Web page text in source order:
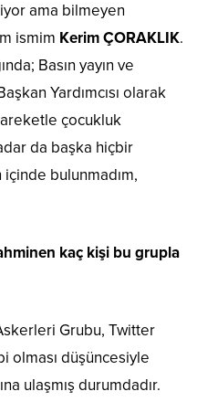
ama bilmeyen
ismim Kerim ÇORAKLIK.
Basın yayın ve
Yardımcısı olarak
çocukluk
da başka hiçbir
bulunmadım,
kaç kişi bu grupla
Grubu, Twitter
olması düşüncesiyle
ulaşmış durumdadır.